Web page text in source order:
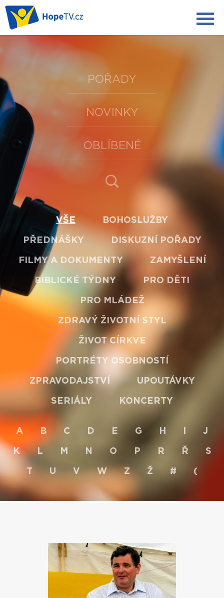
POŘADY
NOVINKY
OBLÍBENÉ
VŠE BOHOSLUŽBY
PŘEDNÁŠKY DISKUZNÍ POŘADY
FILMY A DOKUMENTY ZAMYŠLENÍ
BIBLICKÉ TÝDNY PRO DĚTI
PRO MLÁDEŽ
ZDRAVÝ ŽIVOTNÍ STYL
ŽIVOT CÍRKVE
PORTRÉTY OSOBNOSTÍ
ZPRAVODAJSTVÍ UPOUTÁVKY
SERIÁLY KONCERTY
A B C D E G H J
K L M N O P R Ř S
T U V W Z Ž # (